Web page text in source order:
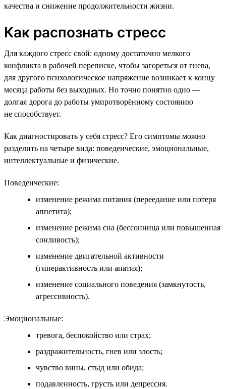
качества и снижение продолжительности жизни.
Как распознать стресс
Для каждого стресс свой: одному достаточно мелкого
конфликта в рабочей переписке, чтобы загореться от гнева,
для другого психологическое напряжение возникает к концу
месяца работы без выходных. Но точно понятно одно —
долгая дорога до работы умиротворённому состоянию
не способствует.
Как диагностировать у себя стресс? Его симптомы можно
разделить на четыре вида: поведенческие, эмоциональные,
интеллектуальные и физические.
Поведенческие:
изменение режима питания (переедание или потеря
аппетита);
изменение режима сна (бессонница или повышенная
сонливость);
изменение двигательной активности
(гиперактивность или апатия);
изменение социального поведения (замкнутость,
агрессивность).
Эмоциональные:
тревога, беспокойство или страх;
раздражительность, гнев или злость;
чувство вины, стыд или обида;
подавленность, грусть или депрессия.